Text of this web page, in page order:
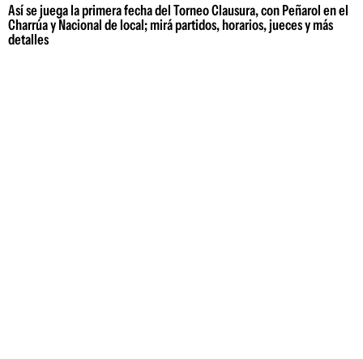
Así se juega la primera fecha del Torneo Clausura, con Peñarol en el
Charrúa y Nacional de local; mirá partidos, horarios, jueces y más
detalles